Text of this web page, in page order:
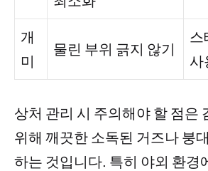
개
미
물린 부위 긁지 않기
스
사
상처 관리 시 주의해야 할 점은
위해 깨끗한 소독된 거즈나 붕
하는 것입니다. 특히 야외 환경